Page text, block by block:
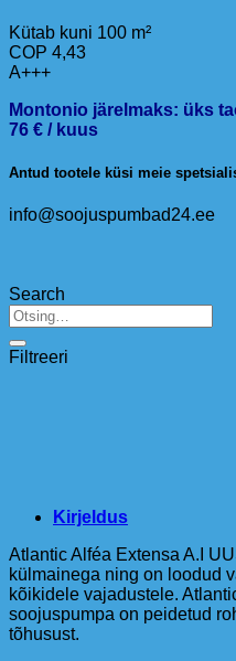
Kütab kuni 100 m²
COP 4,43
A+++
Montonio järelmaks: üks
76 € / kuus
Antud tootele küsi meie
info@soojuspumbad24.ee
Search
Otsi:
Filtreeri
Kirjeldus
Atlantic Alféa Extensa A.I
külmainega ning on loodud
kõikidele vajadustele.
soojuspumpa on peidetud
tõhusust.